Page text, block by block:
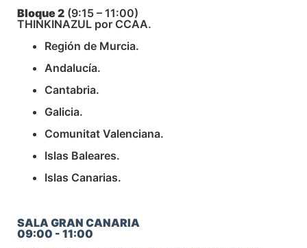
Bloque 2 (9:15 – 11:00)
THINKINAZUL por CCAA.
Región de Murcia.
Andalucía.
Cantabria.
Galicia.
Comunitat Valenciana.
Islas Baleares.
Islas Canarias.
SALA GRAN CANARIA
09:00 - 11:00